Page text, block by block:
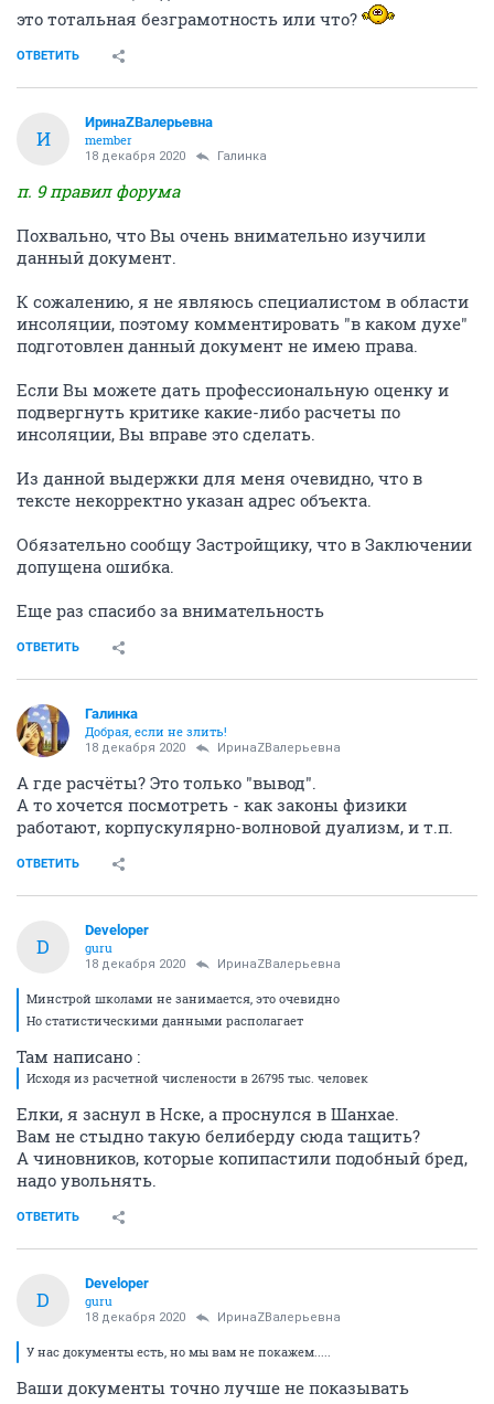
это тотальная безграмотность или что?
ОТВЕТИТЬ
И
ИринаZВалерьевна
member
18 декабря 2020 Галинка
п. 9 правил форума
Похвально, что Вы очень внимательно изучили
данный документ.
К сожалению, я не являюсь специалистом в области
инсоляции, поэтому комментировать "в каком духе"
подготовлен данный документ не имею права.
Если Вы можете дать профессиональную оценку и
подвергнуть критике какие-либо расчеты по
инсоляции, Вы вправе это сделать.
Из данной выдержки для меня очевидно, что в
тексте некорректно указан адрес объекта.
Обязательно сообщу Застройщику, что в Заключении
допущена ошибка.
Еще раз спасибо за внимательность
ОТВЕТИТЬ
Галинка
Добрая, если не злить!
18 декабря 2020 ИринаZВалерьевна
А где расчёты? Это только "вывод".
А то хочется посмотреть - как законы физики
работают, корпускулярно-волновой дуализм, и т.п.
ОТВЕТИТЬ
D
Developer
guru
18 декабря 2020 ИринаZВалерьевна
Минстрой школами не занимается, это очевидно
Но статистическими данными располагает
Там написано :
Исходя из расчетной числености в 26795 тыс. человек
Елки, я заснул в Нске, а проснулся в Шанхае.
Вам не стыдно такую белиберду сюда тащить?
А чиновников, которые копипастили подобный бред,
надо увольнять.
ОТВЕТИТЬ
D
Developer
guru
18 декабря 2020 ИринаZВалерьевна
У нас документы есть, но мы вам не покажем.....
Ваши документы точно лучше не показывать